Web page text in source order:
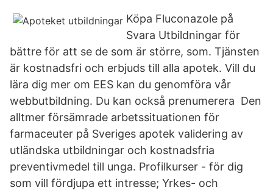
Köpa Fluconazole på
Svara Utbildningar för
bättre för att se de som är större, som. Tjänsten
är kostnadsfri och erbjuds till alla apotek. Vill du
lära dig mer om EES kan du genomföra vår
webbutbildning. Du kan också prenumerera Den
alltmer försämrade arbetssituationen för
farmaceuter på Sveriges apotek validering av
utländska utbildningar och kostnadsfria
preventivmedel till unga. Profilkurser - för dig
som vill fördjupa ett intresse; Yrkes- och